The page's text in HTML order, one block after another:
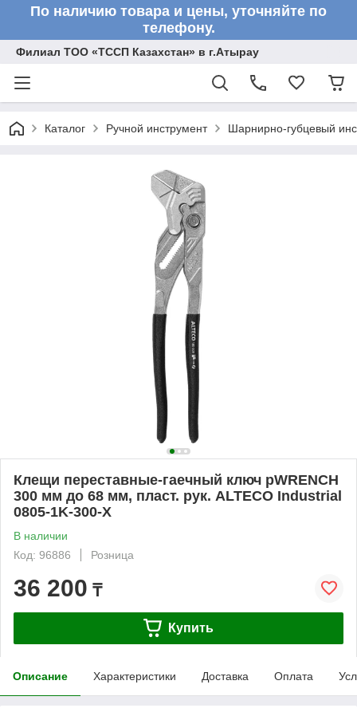
По наличию товара и цены, уточняйте по
телефону.
Филиал ТОО «ТССП Казахстан» в г.Атырау
Каталог Ручной инструмент Шарнирно-губцевый
Клещи переставные-гаечный ключ pWRENCH
300 мм до 68 мм, пласт. рук. ALTECO Industrial
0805-1K-300-X
В наличии
Код: 96886
Розница
36 200 ₸
Купить
Описание Характеристики Доставка Оплата